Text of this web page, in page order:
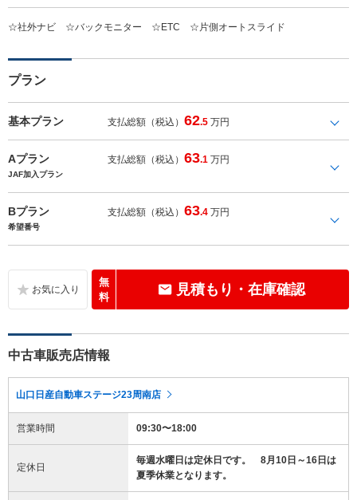
☆社外ナビ ☆バックモニター ☆ETC ☆片側オートスライド
プラン
基本プラン 支払総額（税込）62.5 万円
Aプラン 支払総額（税込）63.1 万円
JAF加入プラン
Bプラン 支払総額（税込）63.4 万円
希望番号
無
料
見積もり・在庫確認
中古車販売店情報
山口日産自動車ステージ23周南店
営業時間 09:30〜18:00
定休日
毎週水曜日は定休日です。 8月10日～16日は
夏季休業となります。